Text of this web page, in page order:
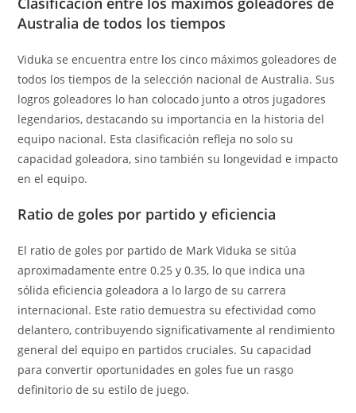
Australia de todos los tiempos
Viduka se encuentra entre los cinco máximos goleadores de
todos los tiempos de la selección nacional de Australia. Sus
logros goleadores lo han colocado junto a otros jugadores
legendarios, destacando su importancia en la historia del
equipo nacional. Esta clasificación refleja no solo su
capacidad goleadora, sino también su longevidad e impacto
en el equipo.
Ratio de goles por partido y eficiencia
El ratio de goles por partido de Mark Viduka se sitúa
aproximadamente entre 0.25 y 0.35, lo que indica una
sólida eficiencia goleadora a lo largo de su carrera
internacional. Este ratio demuestra su efectividad como
delantero, contribuyendo significativamente al rendimiento
general del equipo en partidos cruciales. Su capacidad
para convertir oportunidades en goles fue un rasgo
definitorio de su estilo de juego.